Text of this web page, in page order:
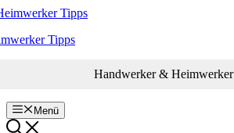
Zum
springenTipps
Handwerker & Heimwerker
Menü